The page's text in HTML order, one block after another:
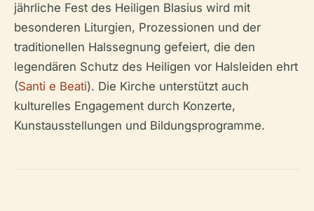
jährliche Fest des Heiligen Blasius wird mit
besonderen Liturgien, Prozessionen und der
traditionellen Halssegnung gefeiert, die den
legendären Schutz des Heiligen vor Halsleiden ehrt
(Santi e Beati). Die Kirche unterstützt auch
kulturelles Engagement durch Konzerte,
Kunstausstellungen und Bildungsprogramme.